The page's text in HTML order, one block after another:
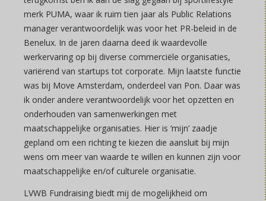
merk PUMA, waar ik ruim tien jaar als Public Relations
manager verantwoordelijk was voor het PR-beleid in de
Benelux. In de jaren daarna deed ik waardevolle
werkervaring op bij diverse commerciële organisaties,
variërend van startups tot corporate. Mijn laatste functie
was bij Move Amsterdam, onderdeel van Pon. Daar was
ik onder andere verantwoordelijk voor het opzetten en
onderhouden van samenwerkingen met
maatschappelijke organisaties. Hier is ‘mijn’ zaadje
gepland om een richting te kiezen die aansluit bij mijn
wens om meer van waarde te willen en kunnen zijn voor
maatschappelijke en/of culturele organisatie.
LVWB Fundraising biedt mij de mogelijkheid om